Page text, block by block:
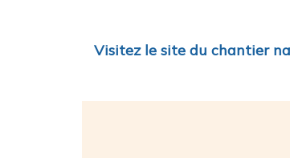
Visitez le site du chantier